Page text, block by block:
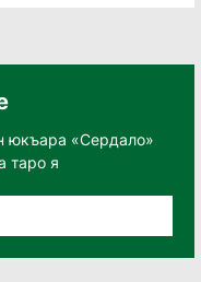
юкъара «Сердало»
таро я